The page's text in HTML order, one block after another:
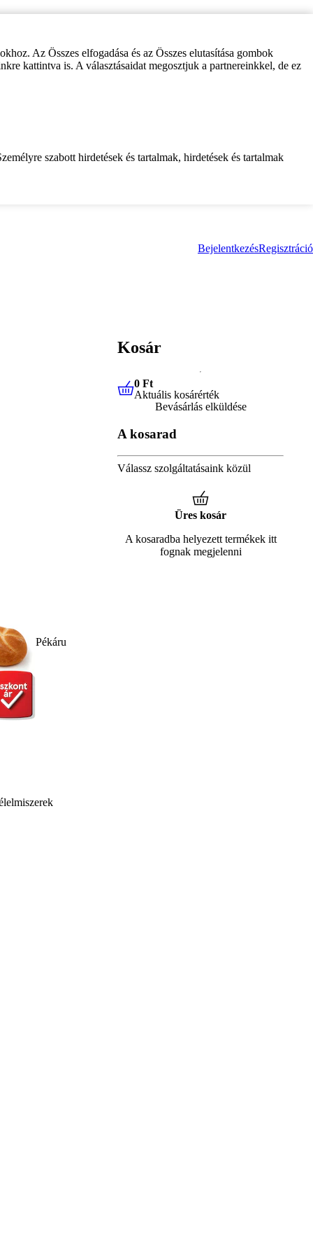
Az Összes elfogadása és az Összes elutasítása gombok
kattintva is. A választásaidat megosztjuk a partnereinkkel, de ez
szabott hirdetések és tartalmak, hirdetések és tartalmak
BejelentkezésRegisztráció
Pékáru
Kosár
0 FtAktuális kosárérték
0 Ft
Aktuális kosárérték
Bevásárlás elküldése
A kosarad
Válassz szolgáltatásaink közül
Üres kosár
A kosaradba helyezett termékek itt
fognak megjelenni